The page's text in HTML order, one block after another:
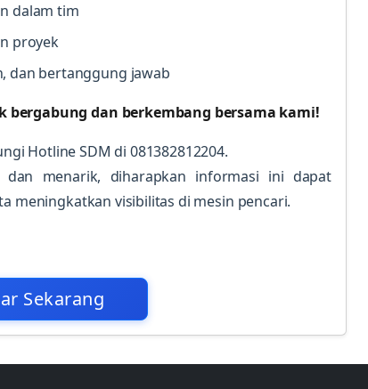
dalam tim
proyek
dan bertanggung jawab
dan berkembang bersama kami!
Hotline SDM di 081382812204.
menarik, diharapkan informasi ini dapat
meningkatkan visibilitas di mesin pencari.
Sekarang